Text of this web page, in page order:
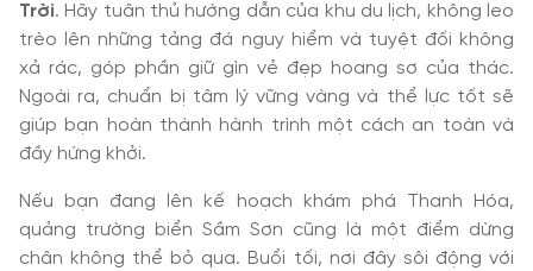
Trời. Hãy tuân thủ hướng dẫn của khu du lịch, không leo
trèo lên những tảng đá nguy hiểm và tuyệt đối không
xả rác, góp phần giữ gìn vẻ đẹp hoang sơ của thác.
Ngoài ra, chuẩn bị tâm lý vững vàng và thể lực tốt sẽ
giúp bạn hoàn thành hành trình một cách an toàn và
đầy hứng khởi.
Nếu bạn đang lên kế hoạch khám phá Thanh Hóa,
quảng trường biển Sầm Sơn cũng là một điểm dừng
chân không thể bỏ qua. Buổi tối, nơi đây sôi động với